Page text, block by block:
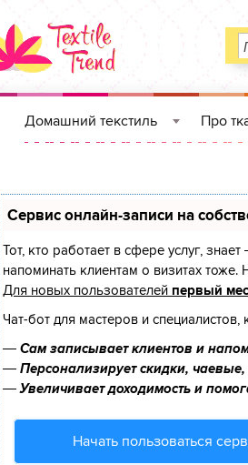
Домашний текстиль Про
Сервис онлайн-записи на
Тот, кто работает в сфере услуг,
напоминать клиентам о визитах
Для новых пользователей первый
Чат-бот для мастеров и
— Сам записывает клиентов и
— Персонализирует скидки,
—Увеличивает доходимость и
Начать пользоваться